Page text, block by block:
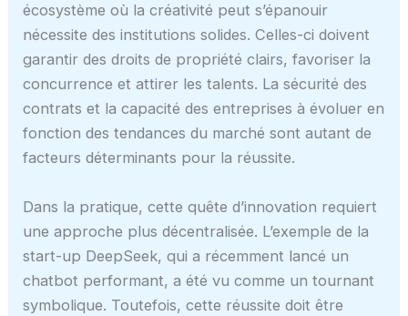
écosystème où la créativité peut s’épanouir
nécessite des institutions solides. Celles-ci doivent
garantir des droits de propriété clairs, favoriser la
concurrence et attirer les talents. La sécurité des
contrats et la capacité des entreprises à évoluer en
fonction des tendances du marché sont autant de
facteurs déterminants pour la réussite.
Dans la pratique, cette quête d’innovation requiert
une approche plus décentralisée. L’exemple de la
start-up DeepSeek, qui a récemment lancé un
chatbot performant, a été vu comme un tournant
symbolique. Toutefois, cette réussite doit être